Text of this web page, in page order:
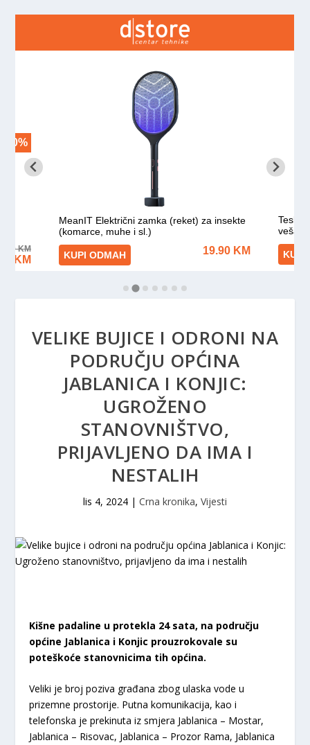
VELIKE BUJICE I ODRONI NA
PODRUČJU OPĆINA
JABLANICA I KONJIC:
UGROŽENO
STANOVNIŠTVO,
PRIJAVLJENO DA IMA I
NESTALIH
lis 4, 2024 | Crna kronika, Vijesti
Kišne padaline u protekla 24 sata, na području
općine Jablanica i Konjic prouzrokovale su
poteškoće stanovnicima tih općina.
Veliki je broj poziva građana zbog ulaska vode u
prizemne prostorije. Putna komunikacija, kao i
telefonska je prekinuta iz smjera Jablanica – Mostar,
Jablanica – Risovac, Jablanica – Prozor Rama, Jablanica